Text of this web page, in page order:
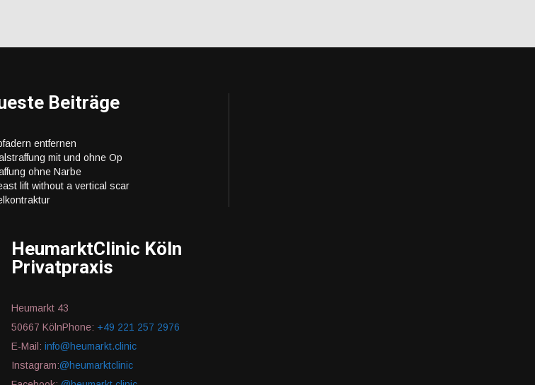
Beiträge
entfernen
mit und ohne Op
ohne Narbe
lift without a vertical scar
HeumarktClinic Köln
Privatpraxis
Heumarkt 43
50667 KölnPhone: +49 221 257 2976
E-Mail:info@heumarkt.clinic
Instagram:@heumarktclinic